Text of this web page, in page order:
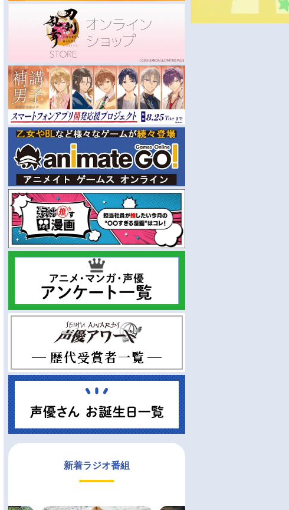
新着ラジオ番組